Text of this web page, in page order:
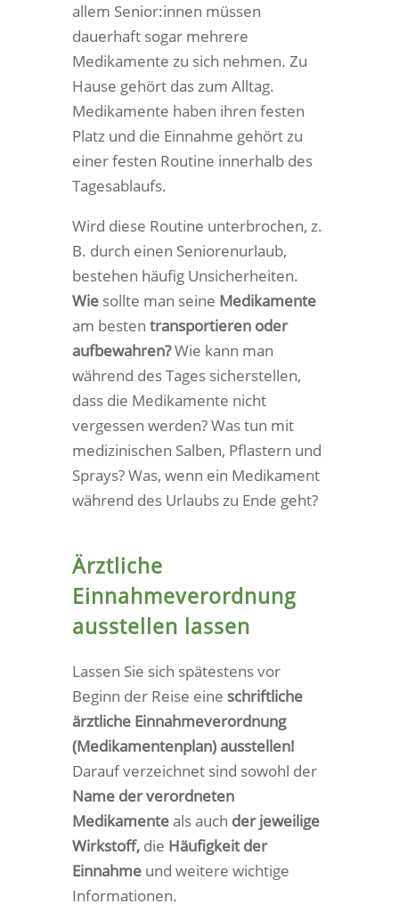
allem Senior:innen müssen
dauerhaft sogar mehrere
Medikamente zu sich nehmen. Zu
Hause gehört das zum Alltag.
Medikamente haben ihren festen
Platz und die Einnahme gehört zu
einer festen Routine innerhalb des
Tagesablaufs.
Wird diese Routine unterbrochen, z.
B. durch einen Seniorenurlaub,
bestehen häufig Unsicherheiten.
Wiesollte man seine Medikamente
am besten transportieren oder
aufbewahren?Wie kann man
während des Tages sicherstellen,
dass die Medikamente nicht
vergessen werden? Was tun mit
medizinischen Salben, Pflastern und
Sprays? Was, wenn ein Medikament
während des Urlaubs zu Ende geht?
Ärztliche
Einnahmeverordnung
ausstellen lassen
Lassen Sie sich spätestens vor
Beginn der Reise eine schriftliche
ärztliche Einnahmeverordnung
(Medikamentenplan) ausstellen!
Darauf verzeichnet sind sowohl der
Name der verordneten
Medikamenteals auch der jeweilige
Wirkstoff,die Häufigkeit der
Einnahmeund weitere wichtige
Informationen.